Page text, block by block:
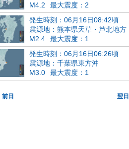
M4.2
最大震度：2
発生時刻：06月16日08:42頃
震源地：熊本県天草・芦北地方
M2.4
最大震度：1
発生時刻：06月16日06:26頃
震源地：千葉県東方沖
M3.0
最大震度：1
前日 翌日